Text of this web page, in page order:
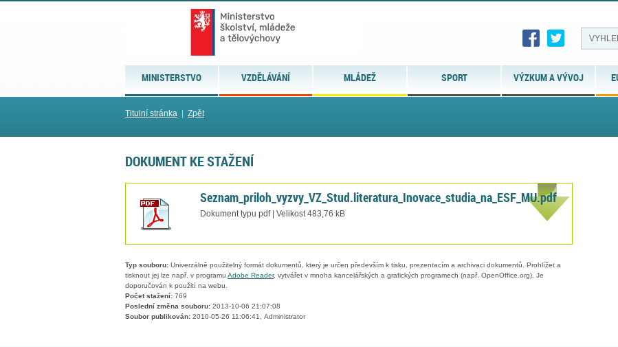
MINISTERSTVO VZDĚLÁVÁNÍ MLÁDEŽ SPORT VÝZKUM A VÝVOJ
Titulní stránka Zpět
DOKUMENT KE STAŽENÍ
Seznam_priloh_vyzvy_VZ_Stud.literatura_Inovace_studia_na_ESF_MU.pdf
Dokument typu pdf | Velikost 483,76 kB
Typ souboru: Univerzálně použitelný formát dokumentů, který je určen především k tisku, prezentacím a archivaci dokumentů. Prohlížet a
tisknout jej lze např. v programu Adobe Reader, vytvářet v mnoha kancelářských a grafických programech (např. OpenOffice.org). Je
doporučován k použití na webu.
Počet stažení: 769
Poslední změna souboru: 2013-10-06 21:07:08
Soubor publikován: 2010-05-26 11:06:41, Administrator